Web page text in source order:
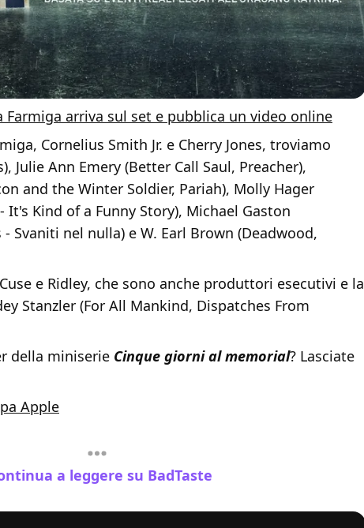
Farmiga arriva sul set e pubblica un video online
Cornelius Smith Jr. e Cherry Jones, troviamo
Julie Ann Emery (Better Call Saul, Preacher),
and the Winter Soldier, Pariah), Molly Hager
Kind of a Funny Story), Michael Gaston
Svaniti nel nulla) e W. Earl Brown (Deadwood,
e Ridley, che sono anche produttori esecutivi e la
Stanzler (For All Mankind, Dispatches From
della miniserie Cinque giorni al memorial? Lasciate
Apple
a leggere su BadTaste